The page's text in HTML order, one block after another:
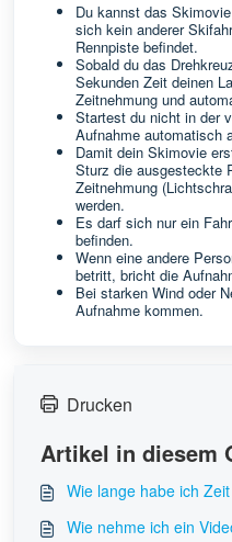
Du kannst das
sich kein anderer
Rennpiste befindet.
Sobald du das
Sekunden Zeit deinen
Zeitnehmung und
Startest du nicht in der
Aufnahme automatisch
Damit dein Skimovie
Sturz die ausgesteckte
Zeitnehmung
werden.
Es darf sich nur ein
befinden.
Wenn eine andere
betritt, bricht die
Bei starken Wind oder
Aufnahme kommen.
Drucken
Artikel in diesem
Wie lange habe ich
Wie nehme ich ein